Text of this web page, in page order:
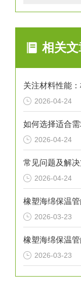
相关文
关注材料性能
2026-04-24
如何选择适合
2026-04-24
常见问题及解
2026-04-24
橡塑海绵保温
2026-03-23
橡塑海绵保温
2026-03-23